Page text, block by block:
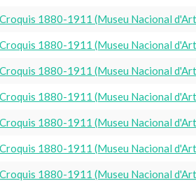
1880-1911 (Museu Nacional
1880-1911 (Museu Nacional
1880-1911 (Museu Nacional
1880-1911 (Museu Nacional
1880-1911 (Museu Nacional
1880-1911 (Museu Nacional
1880-1911 (Museu Nacional